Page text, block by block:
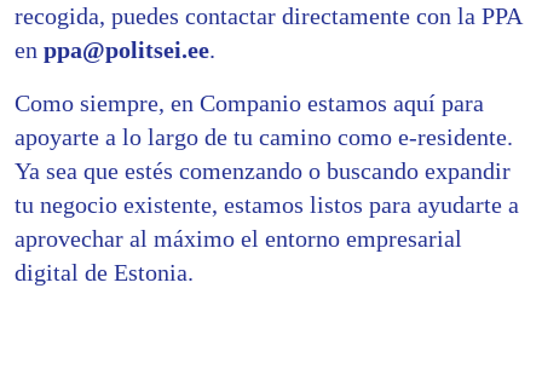
recogida, puedes contactar directamente con la PPA
en ppa@politsei.ee.
Como siempre, en Companio estamos aquí para
apoyarte a lo largo de tu camino como e-residente.
Ya sea que estés comenzando o buscando expandir
tu negocio existente, estamos listos para ayudarte a
aprovechar al máximo el entorno empresarial
digital de Estonia.